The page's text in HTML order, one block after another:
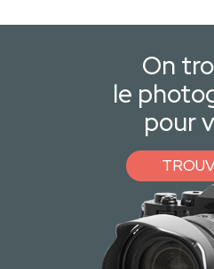
On
le
pour